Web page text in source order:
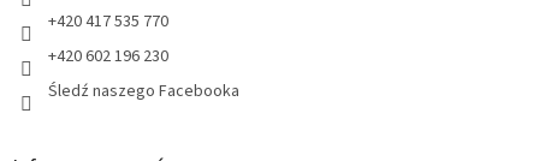
+420 417 535 770
+420 602 196 230
Śledź naszego Facebooka